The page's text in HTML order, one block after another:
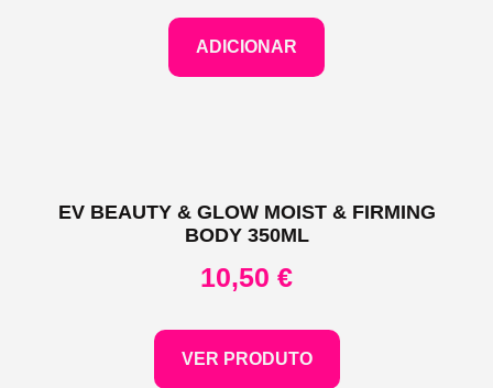
ADICIONAR
EV BEAUTY & GLOW MOIST & FIRMING
BODY 350ML
10,50 €
VER PRODUTO